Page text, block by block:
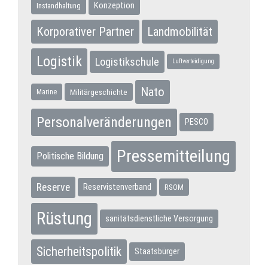
Instandhaltung Konzeption
Korporativer Partner Landmobilität
Logistik Logistikschule Luftverteidigung
Marine Militärgeschichte Nato
Personalveränderungen PESCO
Politische Bildung Pressemitteilung
Reserve Reservistenverband RSOM
Rüstung sanitätsdienstliche Versorgung
Sicherheitspolitik Staatsbürger